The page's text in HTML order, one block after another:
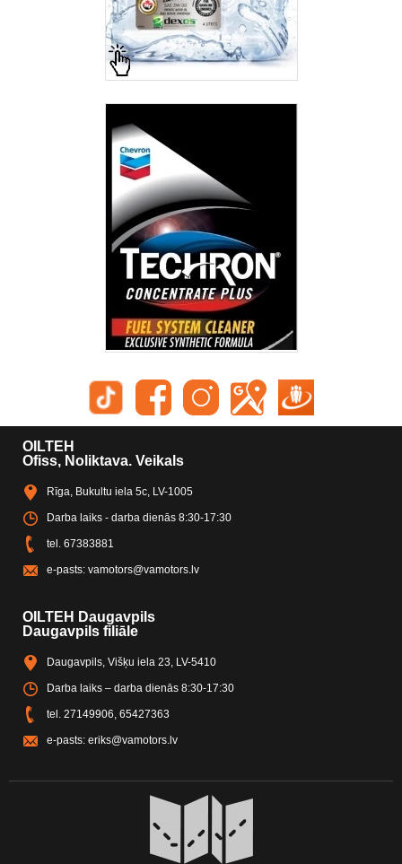
OILTEH
Ofiss, Noliktava. Veikals
Rīga, Bukultu iela 5c, LV-1005
Darba laiks - darba dienās 8:30-17:30
tel. 67383881
e-pasts: vamotors@vamotors.lv
OILTEH Daugavpils
Daugavpils filiāle
Daugavpils, Višķu iela 23, LV-5410
Darba laiks – darba dienās 8:30-17:30
tel. 27149906, 65427363
e-pasts: eriks@vamotors.lv